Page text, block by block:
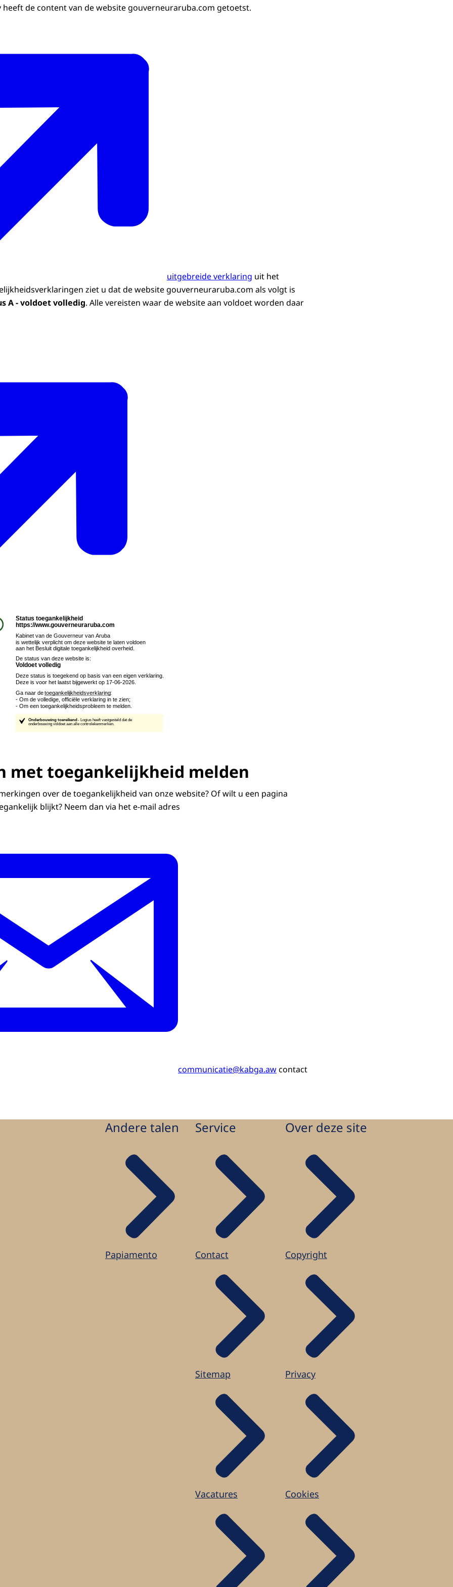
heeft de content van de website gouverneuraruba.com getoetst.
uitgebreide verklaring uit het
ziet u dat de website gouverneuraruba.com als volgt is
A - voldoet volledig. Alle vereisten waar de website aan voldoet worden daar
met toegankelijkheid melden
over de toegankelijkheid van onze website? Of wilt u een pagina
blijkt? Neem dan via het e-mail adres
communicatie@kabga.awcontact
Andere talen
Papiamento
Service
Contact
Sitemap
Vacatures
Over deze site
Copyright
Privacy
Cookies